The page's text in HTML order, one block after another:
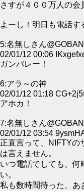
さすが４００万人の会
よーし！明日も電話す
5:名無しさん
02/01/12 00:06
ガンバレー！
6:アラ～の神
02/01/12 01:18
アホカ！
7:名無しさん
02/01/12 03:54
正直言って、NIFTYの
は言えません。
いつ電話でしても、何
い。
私も数時間待った、あ